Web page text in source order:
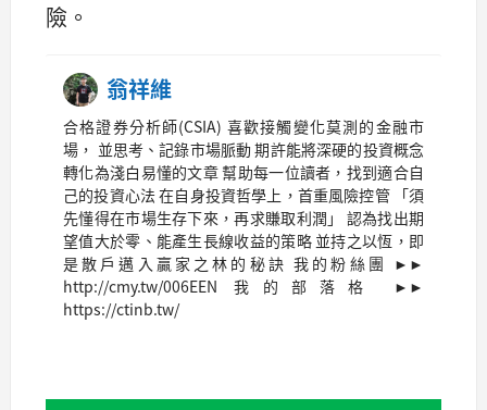
險。
翁祥維
合格證券分析師(CSIA) 喜歡接觸變化莫測的金融市
場， 並思考、記錄市場脈動 期許能將深硬的投資概念
轉化為淺白易懂的文章 幫助每一位讀者，找到適合自
己的投資心法 在自身投資哲學上，首重風險控管 「須
先懂得在市場生存下來，再求賺取利潤」 認為找出期
望值大於零、能產生長線收益的策略 並持之以恆，即
是散戶邁入贏家之林的秘訣 我的粉絲團 ►►
http://cmy.tw/006EEN 我的部落格 ►►
https://ctinb.tw/